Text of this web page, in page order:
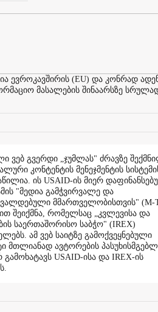
(EU) და კონრად
მასალების შინაარსზე
ვებ გვერდი „ჯუმლას" ძრავზე
კონტენტის მენეჯმენტის
ის USAID-ის მიერ
"მედია გამჭვირვალე და
მმართველობისთვის" (M-
შეიქმნა, რომელსაც „კვლევისა და
საერთაშორისო საბჭო" (IREX)
ამ ვებ საიტზე გამოქვეყნებული
მთლიანად ავტორების
გამოხატავს USAID-ისა და IREX-ის